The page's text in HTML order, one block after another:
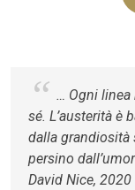
… Ogni linea
sé. L’austerità è
dalla grandiosità
persino
David Nice, 2020